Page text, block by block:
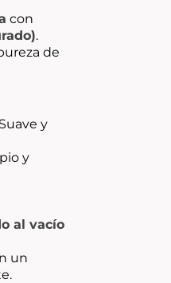
con
.
de
y
y
al vacío
un